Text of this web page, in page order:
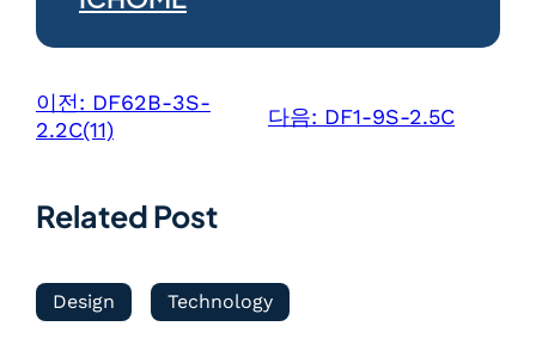
이전: DF62B-3S-
2.2C(11)
다음: DF1-9S-2.5C
Related Post
Design Technology